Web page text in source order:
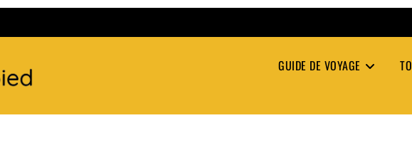
GUIDE DE VOYAGE